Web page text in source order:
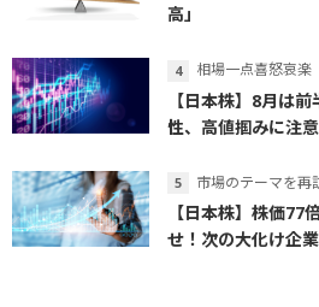
高」
相場一点喜怒哀楽
【日本株】8月は
性、高値掴みに注
市場のテーマを再訪す
【日本株】株価77
せ！次の大化け企